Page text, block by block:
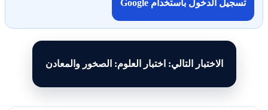
تسجيل الدخول باستخدام Google
الاختبار التالي: اختبار العلوم: الصخور والمعادن